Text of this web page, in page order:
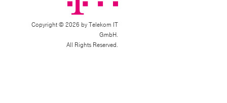
Copyright © 2026 by Telekom IT
GmbH.
All Rights Reserved.